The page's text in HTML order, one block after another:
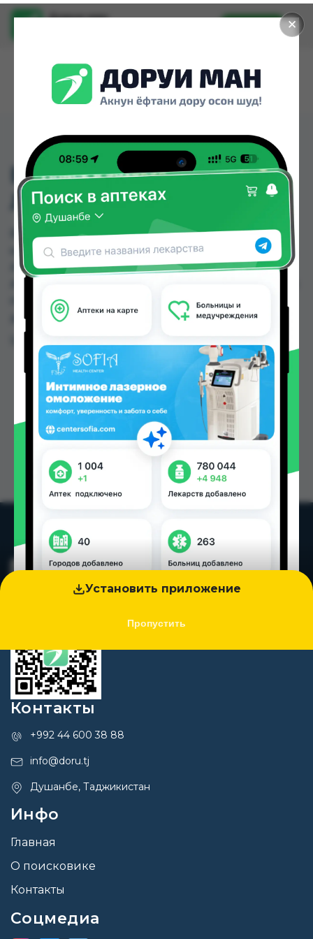
✕
Установить приложение
Пропустить
Доруи ман
Установить
ВИПРАТОКС
ЛИНИМЕНТ 40Г ТУБА
ВИПРАТОКС ЛИНИМЕНТ 40Г ТУБА можно
купить или заказать в аптеках, Абубакри Карим,
АЗИЗ ВАКО , Алишер-К, Аптека оптовый 24,
по цене от 12.98 TJS до 15.73 TJS в Душанбе и
других городах Таджикистана
Контакты
+992 44 600 38 88
info@doru.tj
Душанбе, Таджикистан
Инфо
Главная
О поисковике
Контакты
Соцмедиа